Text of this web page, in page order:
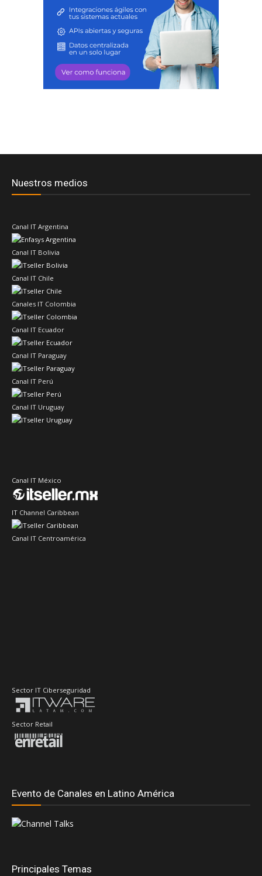
Nuestros medios
Canal IT Argentina
Canal IT Bolivia
Canal IT Chile
Canales IT Colombia
Canal IT Ecuador
Canal IT Paraguay
Canal IT Perú
Canal IT Uruguay
Canal IT México
IT Channel Caribbean
Canal IT Centroamérica
Sector IT Ciberseguridad
Sector Retail
Evento de Canales en Latino América
Principales Temas